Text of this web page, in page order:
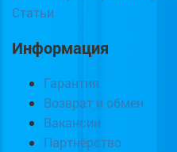
Статьи
Информация
Гарантия
Возврат и обмен
Вакансии
Партнёрство